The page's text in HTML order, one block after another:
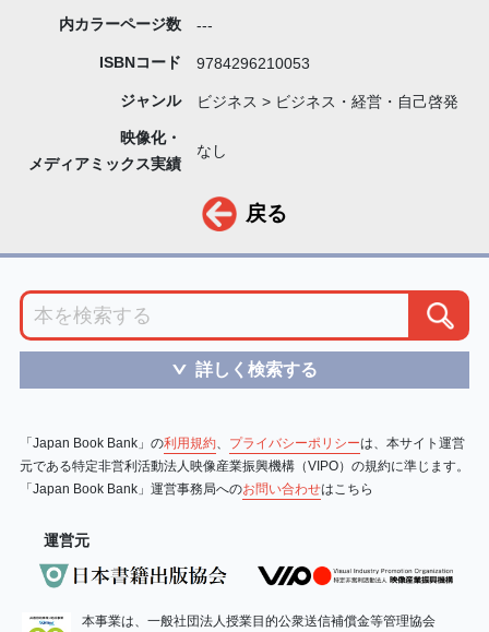
内カラーページ数 ---
ISBNコード 9784296210053
ジャンル ビジネス > ビジネス・経営・自己啓発
映像化・
メディアミックス実績
なし
戻る
＞ 詳しく検索する
「Japan Book Bank」の利用規約、 プライバシーポリシーは、本サイト運営
元である特定非営利活動法人映像産業振興機構（VIPO）の規約に準じます。
「Japan Book Bank」運営事務局へのお問い合わせはこちら
運営元
本事業は、一般社団法人授業目的公衆送信補償金等管理協会